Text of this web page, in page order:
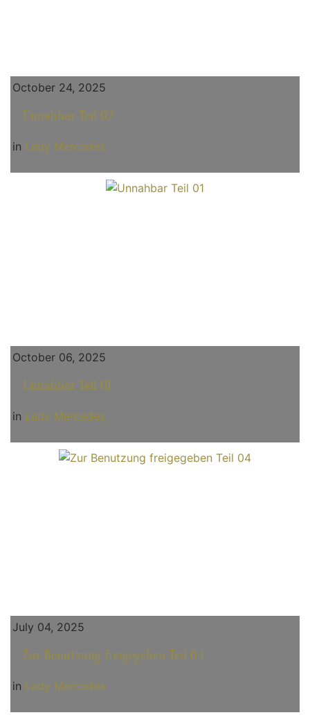
October 24, 2025
Unnahbar Teil 02
in Lady Mercedes
October 06, 2025
Unnahbar Teil 01
in Lady Mercedes
July 04, 2025
Zur Benutzung freigegeben Teil 04
in Lady Mercedes